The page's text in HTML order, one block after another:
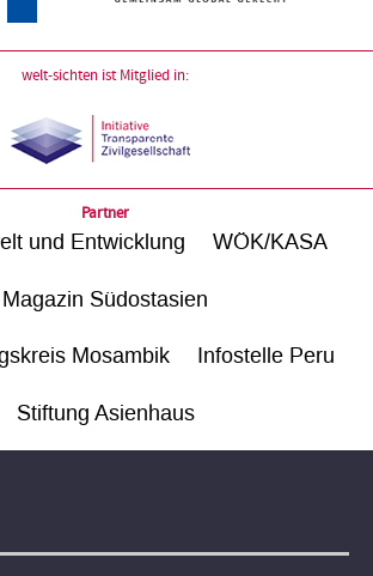
welt-sichten ist Mitglied in:
Partner
und Entwicklung WÖK/KASA
Magazin Südostasien
Mosambik Infostelle Peru
Stiftung Asienhaus